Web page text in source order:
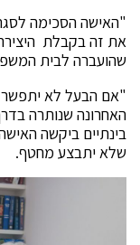
"האישה הסכימה
את זה בקבלת
שהועברה לבית
"אם הבעל לא
האחרונה שנותרה
בינתיים ביקשה
שלא יתבצע מחטף.